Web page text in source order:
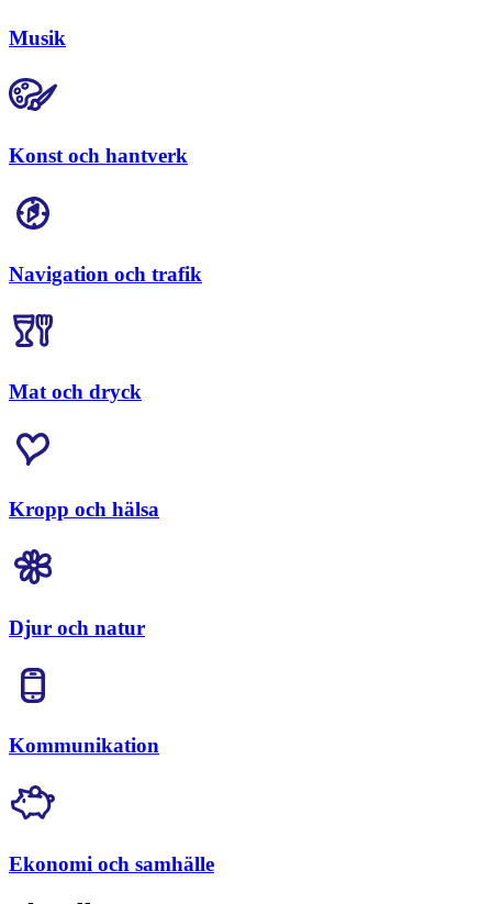
Musik
Konst och hantverk
Navigation och trafik
Mat och dryck
Kropp och hälsa
Djur och natur
Kommunikation
Ekonomi och samhälle